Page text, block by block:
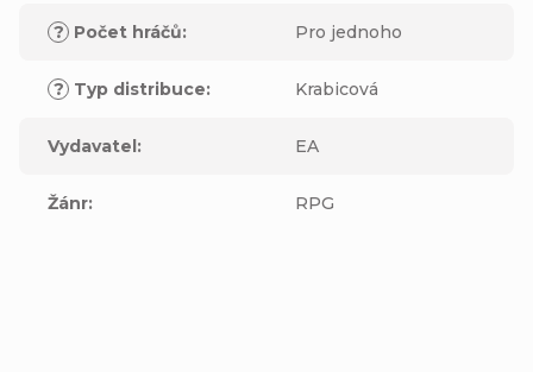
? Počet hráčů: Pro jednoho
? Typ distribuce: Krabicová
Vydavatel: EA
Žánr: RPG